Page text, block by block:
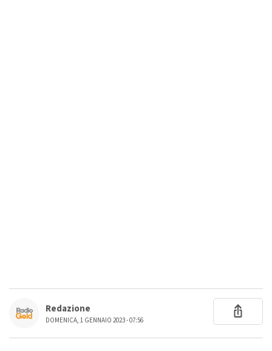
Redazione
DOMENICA, 1 GENNAIO 2023 - 07:56